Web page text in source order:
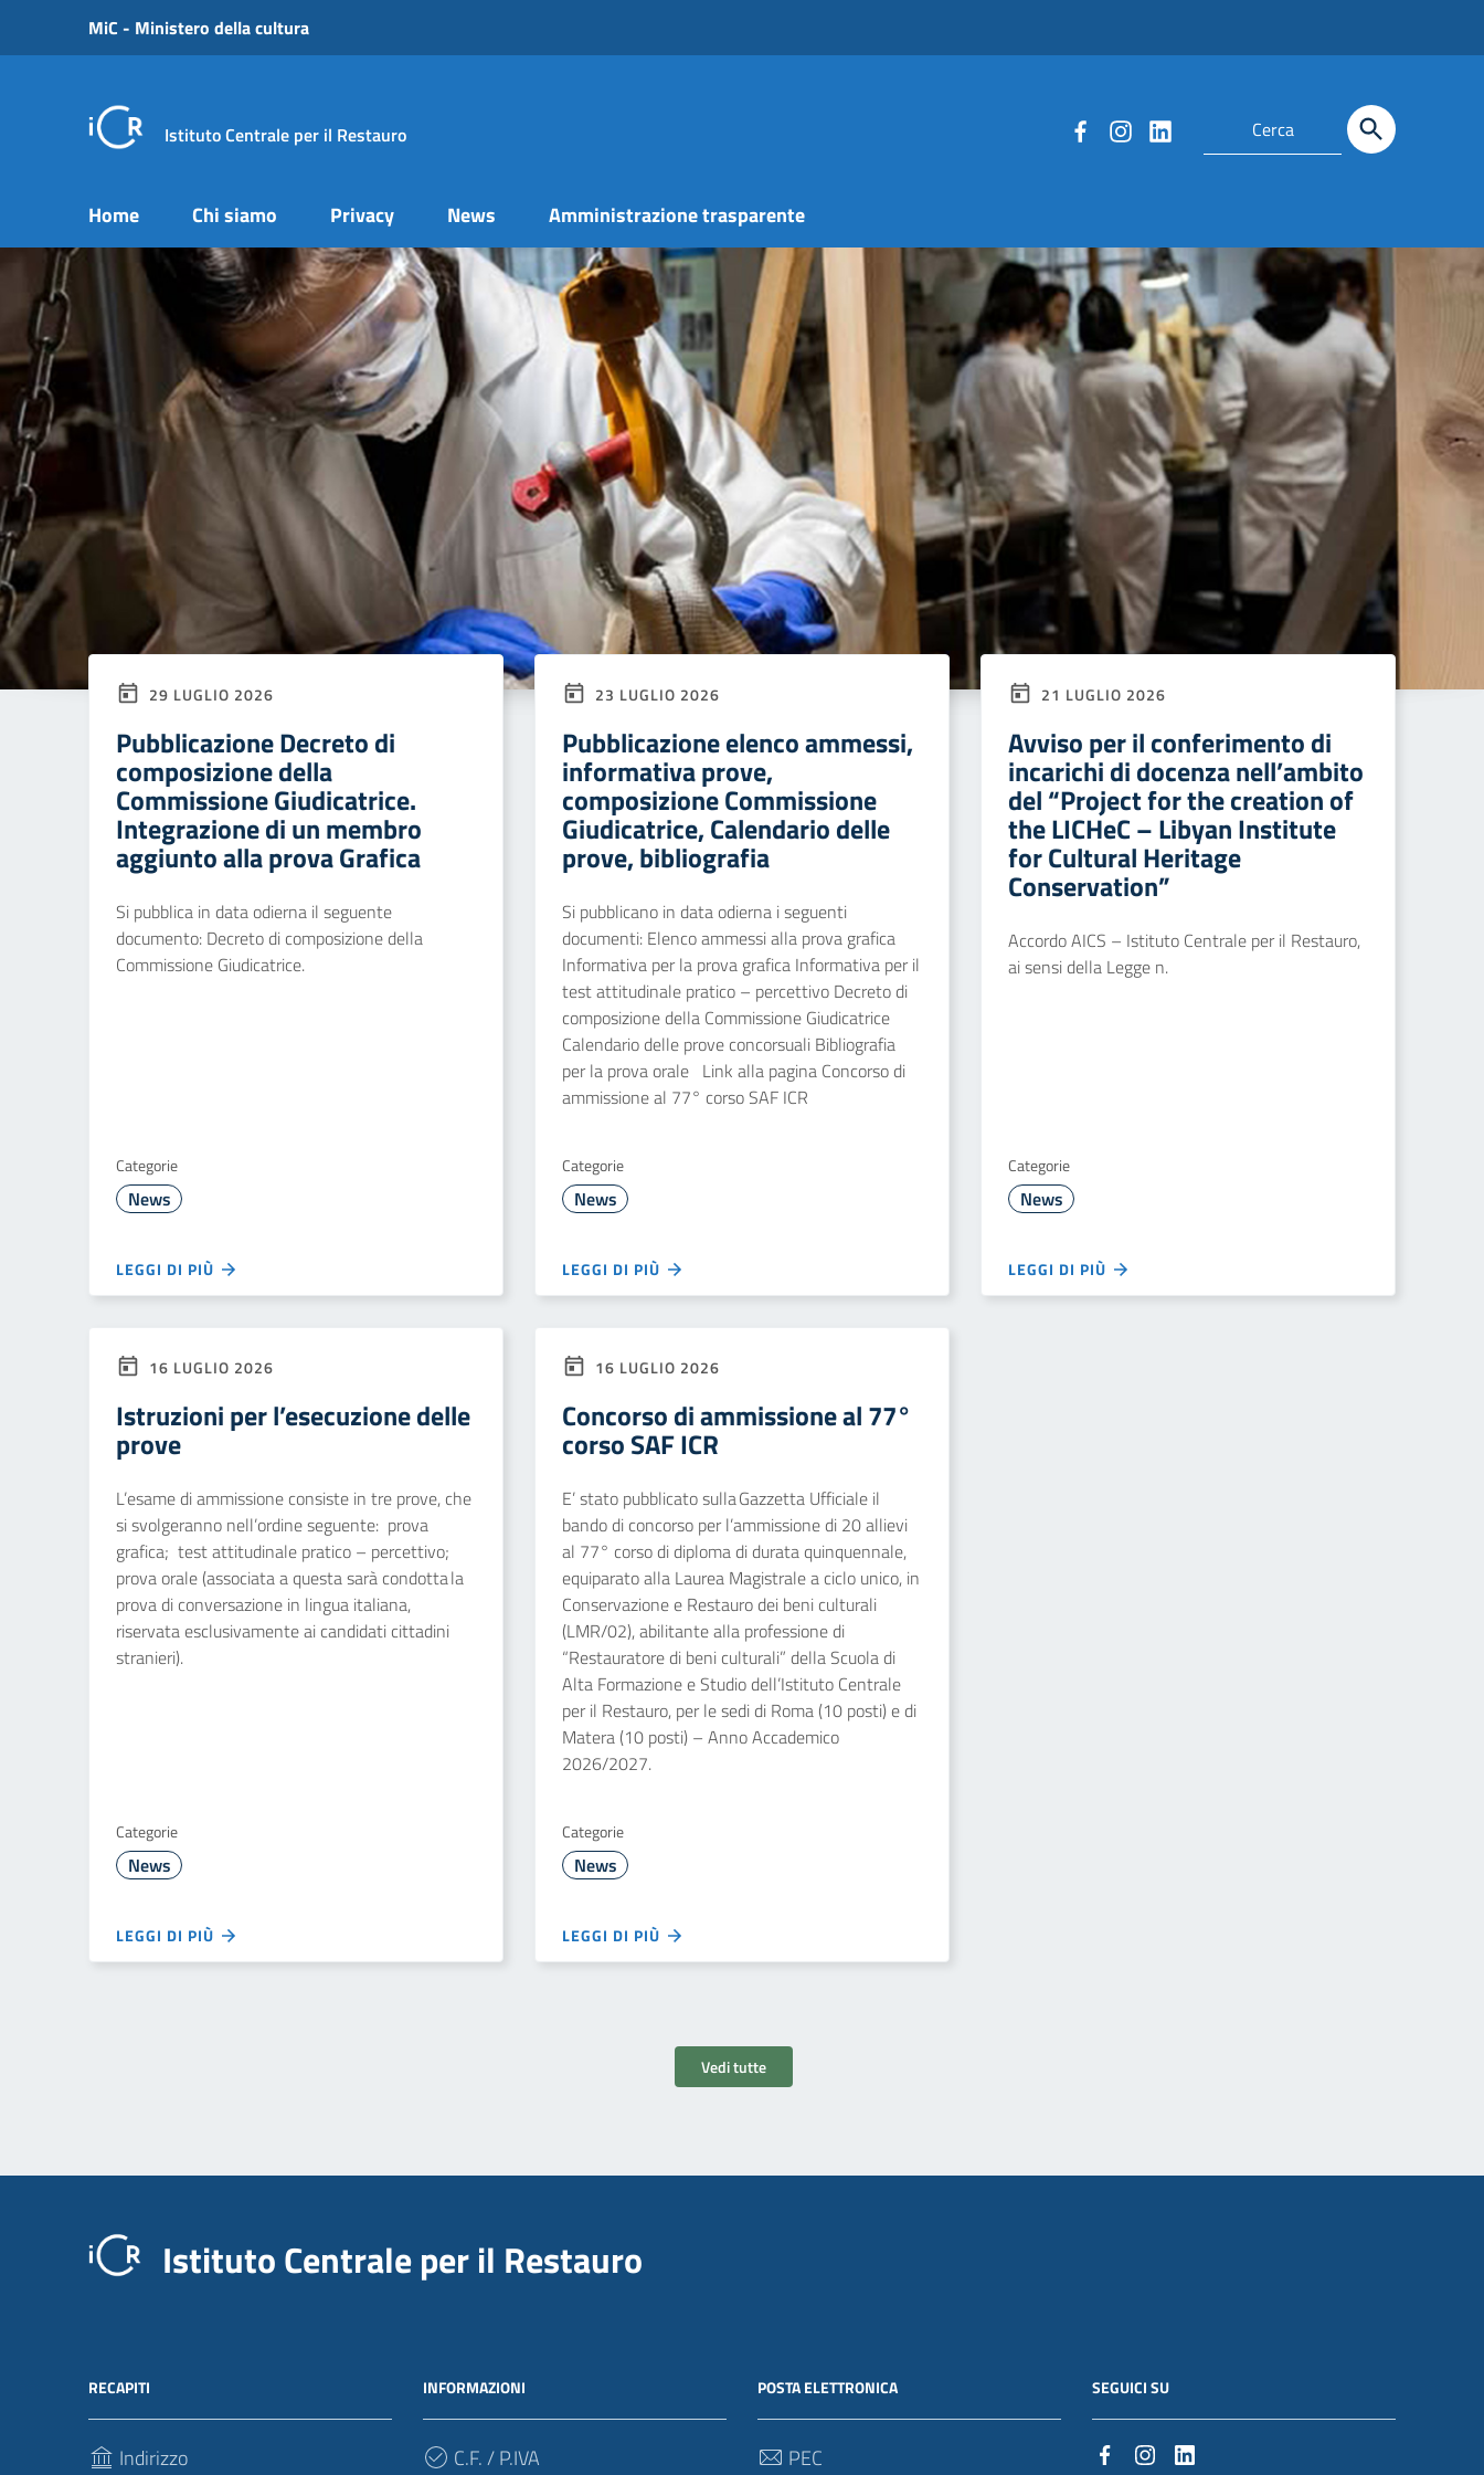
Vai ai contenuti
Vai al menu di navigazione
MiC - Ministero della cultura
Istituto Centrale per il Restauro
Home Chi siamo Privacy News Amministrazione trasparente
29 LUGLIO 2026
Pubblicazione Decreto di
composizione della
Commissione Giudicatrice.
Integrazione di un membro
aggiunto alla prova Grafica
Si pubblica in data odierna il seguente
documento: Decreto di composizione della
Commissione Giudicatrice.
Categorie
News
LEGGI DI PIÙ
23 LUGLIO 2026
Pubblicazione elenco ammessi,
informativa prove,
composizione Commissione
Giudicatrice, Calendario delle
prove, bibliografia
Si pubblicano in data odierna i seguenti
documenti: Elenco ammessi alla prova grafica
Informativa per la prova grafica Informativa per il
test attitudinale pratico – percettivo Decreto di
composizione della Commissione Giudicatrice
Calendario delle prove concorsuali Bibliografia
per la prova orale Link alla pagina Concorso di
ammissione al 77° corso SAF ICR
Categorie
News
LEGGI DI PIÙ
21 LUGLIO 2026
Avviso per il conferimento di
incarichi di docenza nell’ambito
del “Project for the creation of
the LICHeC – Libyan Institute
for Cultural Heritage
Conservation”
Accordo AICS – Istituto Centrale per il Restauro,
ai sensi della Legge n.
Categorie
News
LEGGI DI PIÙ
16 LUGLIO 2026
Istruzioni per l’esecuzione delle
prove
L’esame di ammissione consiste in tre prove, che
si svolgeranno nell’ordine seguente: prova
grafica; test attitudinale pratico – percettivo;
prova orale (associata a questa sarà condotta la
prova di conversazione in lingua italiana,
riservata esclusivamente ai candidati cittadini
stranieri).
Categorie
News
LEGGI DI PIÙ
16 LUGLIO 2026
Concorso di ammissione al 77°
corso SAF ICR
E’ stato pubblicato sulla Gazzetta Ufficiale il
bando di concorso per l’ammissione di 20 allievi
al 77° corso di diploma di durata quinquennale,
equiparato alla Laurea Magistrale a ciclo unico, in
Conservazione e Restauro dei beni culturali
(LMR/02), abilitante alla professione di
“Restauratore di beni culturali” della Scuola di
Alta Formazione e Studio dell’Istituto Centrale
per il Restauro, per le sedi di Roma (10 posti) e di
Matera (10 posti) – Anno Accademico
2026/2027.
Categorie
News
LEGGI DI PIÙ
Vedi tutte
Istituto Centrale per il Restauro
RECAPITI
Indirizzo
INFORMAZIONI
C.F. / P.IVA
POSTA ELETTRONICA
PEC
SEGUICI SU